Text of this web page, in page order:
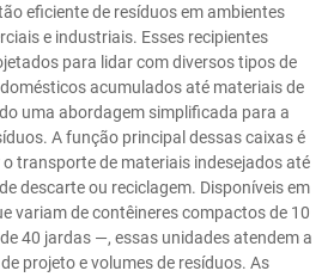
eficiente de resíduos em ambientes
e industriais. Esses recipientes
para lidar com diversos tipos de
acumulados até materiais de
uma abordagem simplificada para a
A função principal dessas caixas é
transporte de materiais indesejados até
descarte ou reciclagem. Disponíveis em
variam de contêineres compactos de 10
40 jardas —, essas unidades atendem a
projeto e volumes de resíduos. As